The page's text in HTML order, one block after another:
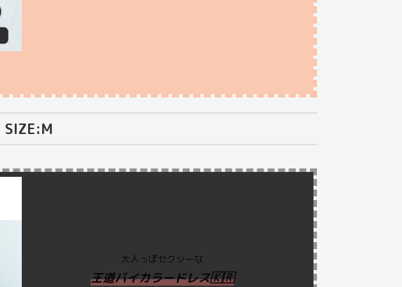
SIZE:M
大人っぽセクシーな
王道バイカラードレス🇰🇷